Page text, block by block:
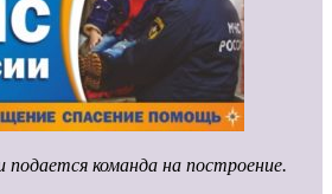
команда на построение.